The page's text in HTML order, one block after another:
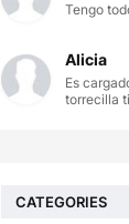
Tengo
Alicia
Es
torrecilla
CATEGORIES